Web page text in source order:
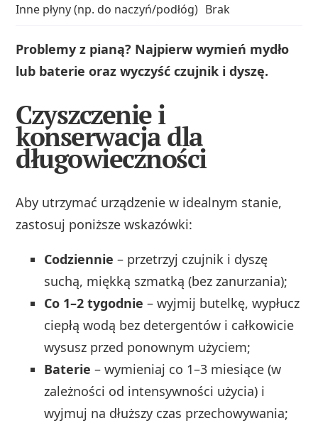
Inne płyny (np. do naczyń/podłóg) Brak
Problemy z pianą? Najpierw wymień mydło
lub baterie oraz wyczyść czujnik i dyszę.
Czyszczenie i
konserwacja dla
długowieczności
Aby utrzymać urządzenie w idealnym stanie,
zastosuj poniższe wskazówki:
Codziennie – przetrzyj czujnik i dyszę
suchą, miękką szmatką (bez zanurzania);
Co 1–2 tygodnie – wyjmij butelkę, wypłucz
ciepłą wodą bez detergentów i całkowicie
wysusz przed ponownym użyciem;
Baterie – wymieniaj co 1–3 miesiące (w
zależności od intensywności użycia) i
wyjmuj na dłuższy czas przechowywania;